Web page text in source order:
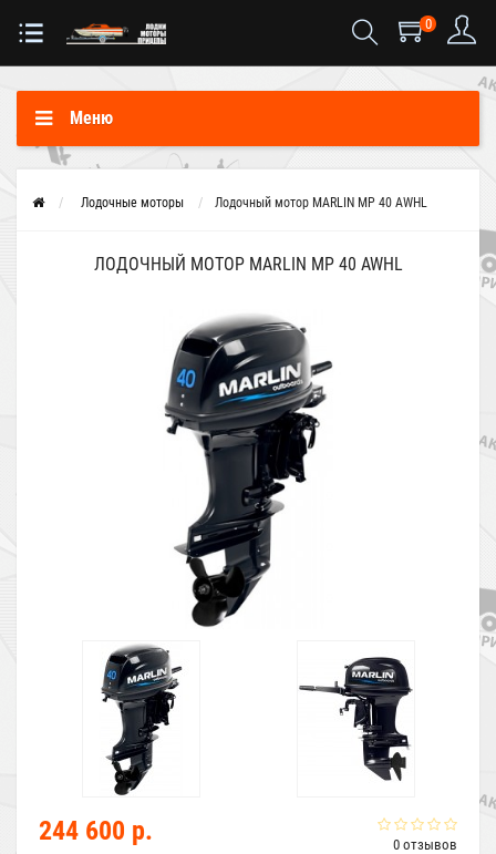
0
Меню
Лодочные моторы Лодочный мотор MARLIN MP 40 AWHL
ЛОДОЧНЫЙ МОТОР MARLIN MP 40 AWHL
0 отзывов
244 600 р.